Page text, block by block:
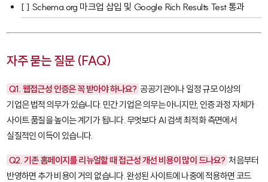
[ ] Schema.org 마크업 삽입 및 Google Rich Results Test 통과
자주 묻는 질문 (FAQ)
Q1. 웹접근성 인증은 꼭 받아야 하나요? 공공기관이나 일정 규모 이상의
기업은 법적 의무가 있습니다. 민간 기업은 의무는 아니지만, 인증 과정 자체가
사이트 품질을 높이는 계기가 됩니다. 무엇보다 AI 검색 최적화 측면에서
실질적인 이득이 있습니다.
Q2. 기존 홈페이지를 리뉴얼할 때 접근성 개선 비용이 많이 드나요? 처음부터
반영하면 추가 비용이 거의 없습니다. 완성된 사이트에 나중에 적용하면 코드